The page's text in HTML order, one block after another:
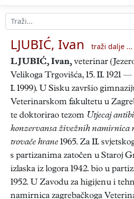
LJUBIĆ, Ivan
traži dalje ...
LJUBIĆ, Ivan, veterinar
Velikoga Trgovišća, 15. II. 1921
I. 1999). U Sisku završio
Veterinarskom fakultetu u
te doktorirao tezom Utjecaj
konzervansa živežnih namirnica
trovače hrane 1965. Za II.
s partizanima zatočen u Staroj
izlaska iz logora 1942. bio u
1952. U Zavodu za higijenu i
namirnica zagrebačkoga